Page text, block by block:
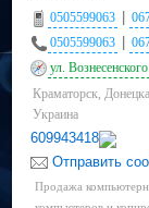
0505599063
0505599063
ул.
Краматорск,
Украина
609943418
Отправить
Продажа